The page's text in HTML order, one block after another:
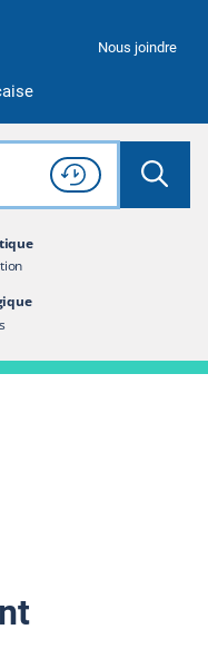
Nous joindre
dans tout le site
Lancer
Consulter l'
Historique
de recherche